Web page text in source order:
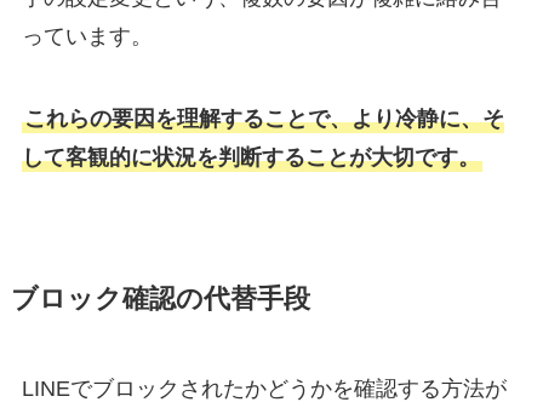
っています。
これらの要因を理解することで、より冷静に、そ
して客観的に状況を判断することが大切です。
ブロック確認の代替手段
LINEでブロックされたかどうかを確認する方法が